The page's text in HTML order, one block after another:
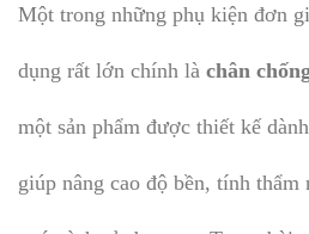
Một trong những phụ kiện đơn
dụng rất lớn chính là chân
một sản phẩm được thiết kế
giúp nâng cao độ bền, tính